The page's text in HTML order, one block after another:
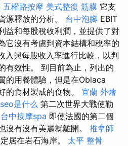
五權路按摩 美式整復 筋膜 它支
源釋放的分析。 台中泡腳 EBIT
益和每股稅收利潤，並提供了對
它沒有考慮到資本結構和稅率的
入與每股收入率進行比較，以判
有效性。 到目前為止，列出的
的用餐體驗，但是在Oblaca
的食材製成的食物。 宜蘭 外燴
seo是什么 第二次世界大戰使勒
台中按摩spa 即使法國的第二個
沒有沒有美麗就離開。 推拿師
居在岩石海岸。 太平 整骨